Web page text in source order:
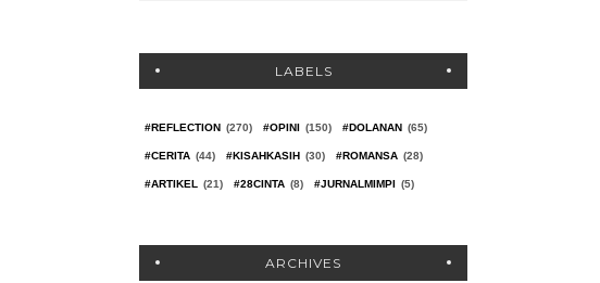
LABELS
#REFLECTION (270) #OPINI (150) #DOLANAN (65)
#CERITA (44) #KISAHKASIH (30) #ROMANSA (28)
#ARTIKEL (21) #28CINTA (8) #JURNALMIMPI (5)
ARCHIVES